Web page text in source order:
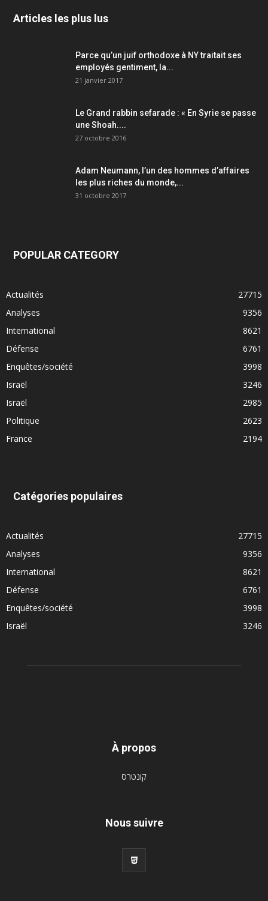
Articles les plus lus
Parce qu’un juif orthodoxe à NY traitait ses
employés gentiment, la...
21 janvier 2017
Le Grand rabbin sefarade : « En Syrie se passe
une Shoah....
27 octobre 2016
Adam Neumann, l’un des hommes d’affaires
les plus riches du monde,...
31 octobre 2017
POPULAR CATEGORY
Actualités
27715
Analyses
9356
International
8621
Défense
6761
Enquêtes/société
3998
Israël
3246
Israël
2985
Politique
2623
France
2194
Catégories populaires
Actualités
27715
Analyses
9356
International
8621
Défense
6761
Enquêtes/société
3998
Israël
3246
À propos
קונטרס
Nous suivre